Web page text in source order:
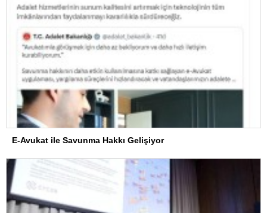
E-Avukat ile Savunma Hakkı Gelişiyor